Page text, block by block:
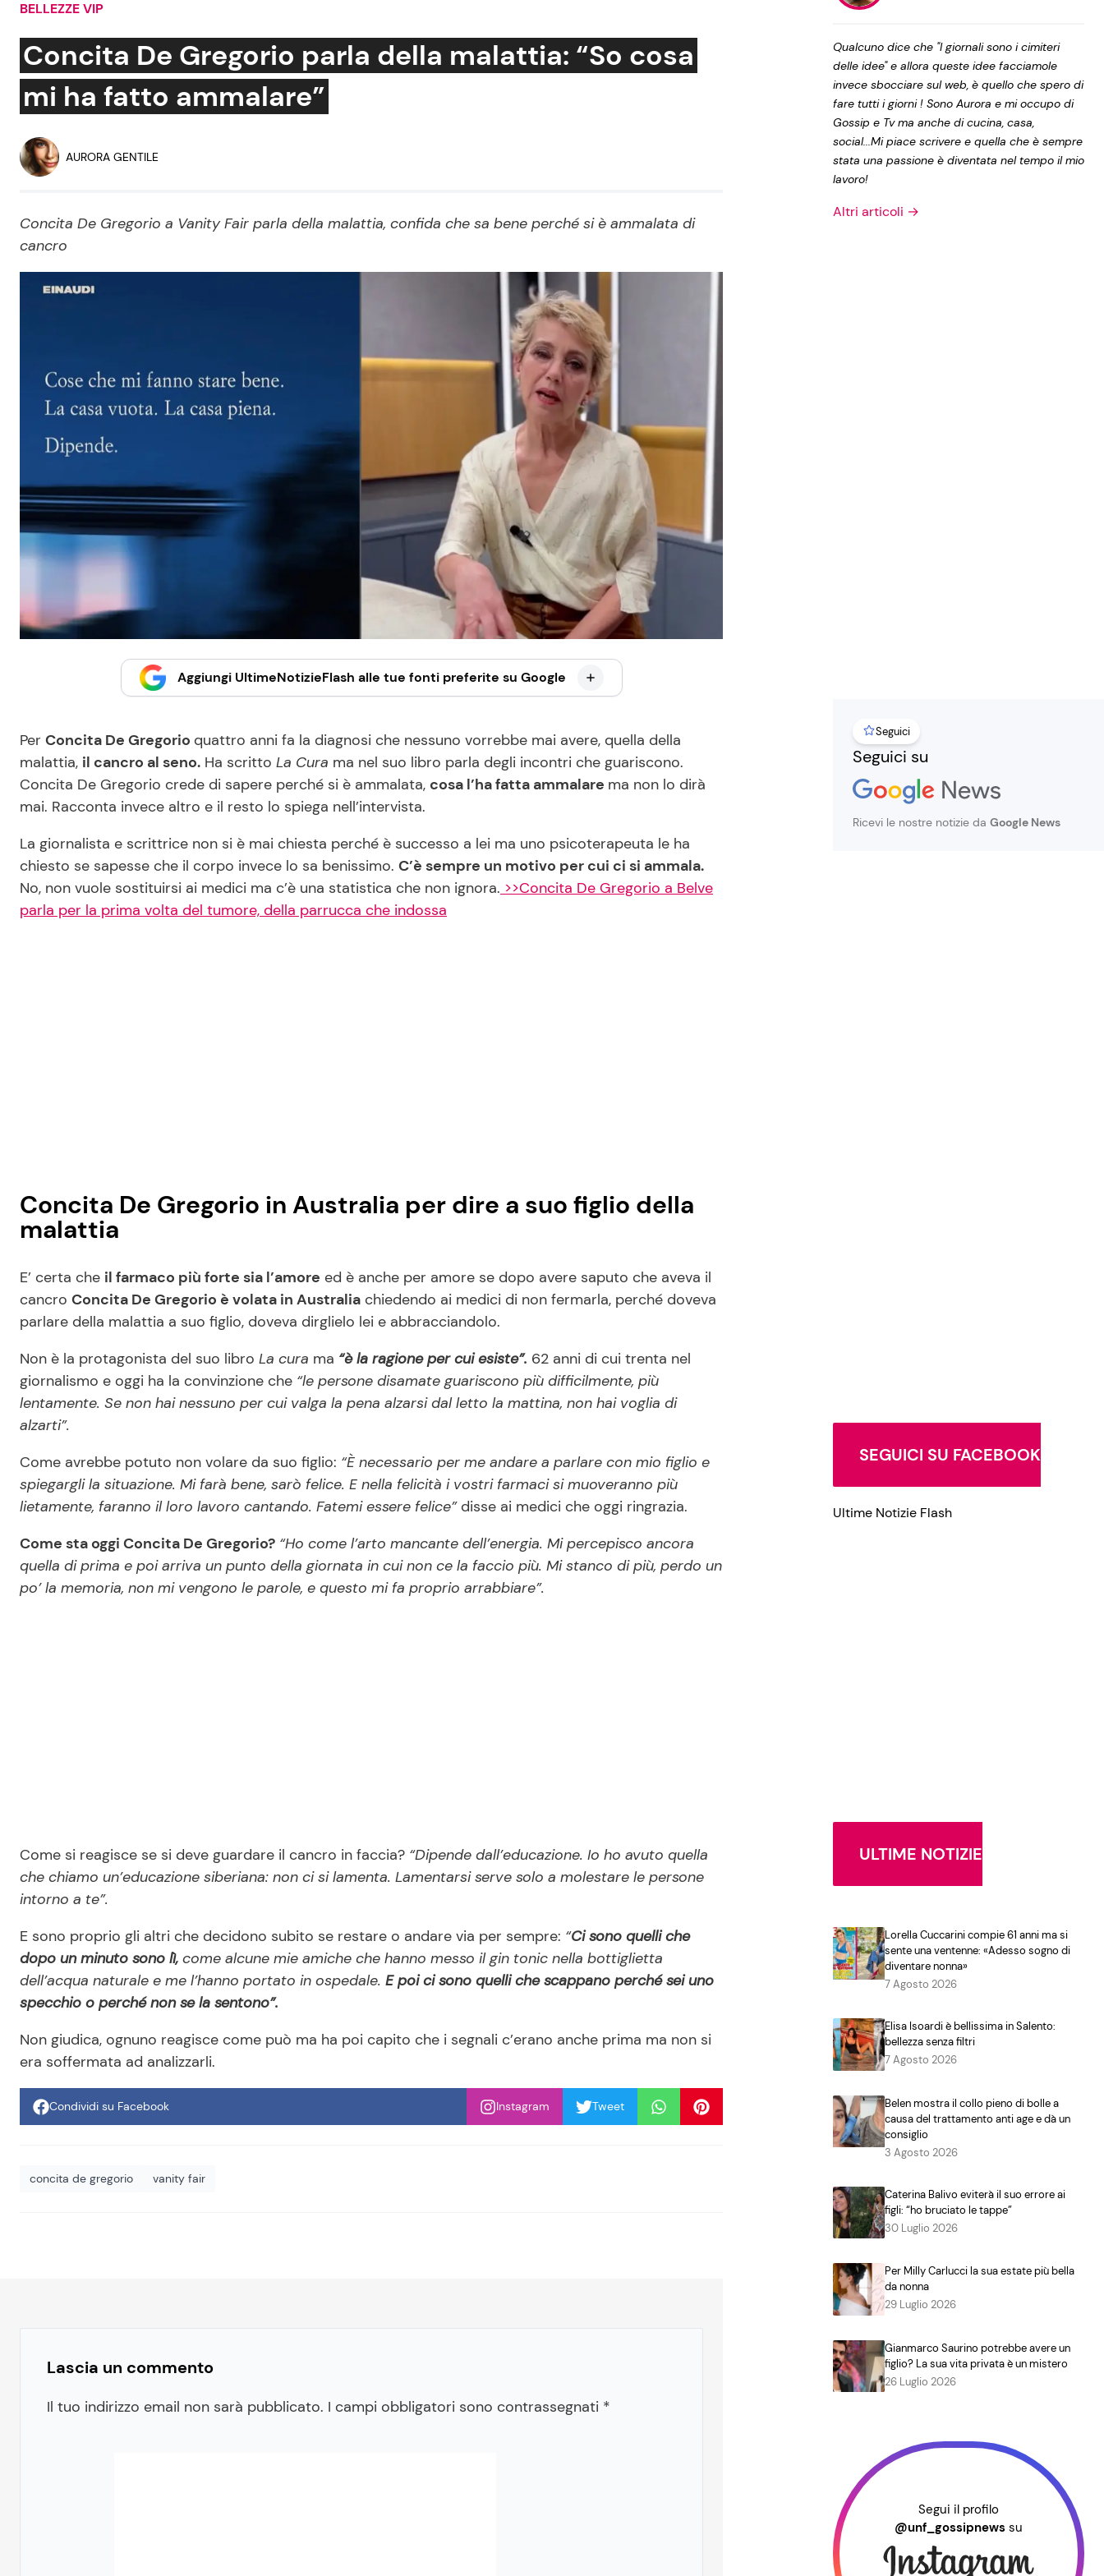
Social News
News dal mondo
Benessere
Mondo Mamma
Salute
Le Ricette in TV
Ricette Facili e Veloci
Ricette Feste
Ricette per Bambini
Privacy Policy
BELLEZZE VIP
Concita De Gregorio parla della malattia: “So cosa
mi ha fatto ammalare”
AURORA GENTILE
Concita De Gregorio a Vanity Fair parla della malattia, confida che sa bene perché si è ammalata di
cancro
Aggiungi UltimeNotizieFlash alle tue fonti preferite su Google
Per Concita De Gregorio quattro anni fa la diagnosi che nessuno vorrebbe mai avere, quella della
malattia, il cancro al seno. Ha scritto La Cura ma nel suo libro parla degli incontri che guariscono.
Concita De Gregorio crede di sapere perché si è ammalata, cosa l’ha fatta ammalare ma non lo dirà
mai. Racconta invece altro e il resto lo spiega nell’intervista.
La giornalista e scrittrice non si è mai chiesta perché è successo a lei ma uno psicoterapeuta le ha
chiesto se sapesse che il corpo invece lo sa benissimo. C’è sempre un motivo per cui ci si ammala.
No, non vuole sostituirsi ai medici ma c’è una statistica che non ignora. >>Concita De Gregorio a Belve
parla per la prima volta del tumore, della parrucca che indossa
Concita De Gregorio in Australia per dire a suo figlio della
malattia
E’ certa che il farmaco più forte sia l’amore ed è anche per amore se dopo avere saputo che aveva il
cancro Concita De Gregorio è volata in Australia chiedendo ai medici di non fermarla, perché doveva
parlare della malattia a suo figlio, doveva dirglielo lei e abbracciandolo.
Non è la protagonista del suo libro La cura ma “è la ragione per cui esiste”. 62 anni di cui trenta nel
giornalismo e oggi ha la convinzione che “le persone disamate guariscono più difficilmente, più
lentamente. Se non hai nessuno per cui valga la pena alzarsi dal letto la mattina, non hai voglia di
alzarti”.
Come avrebbe potuto non volare da suo figlio: “È necessario per me andare a parlare con mio figlio e
spiegargli la situazione. Mi farà bene, sarò felice. E nella felicità i vostri farmaci si muoveranno più
lietamente, faranno il loro lavoro cantando. Fatemi essere felice” disse ai medici che oggi ringrazia.
Come sta oggi Concita De Gregorio? “Ho come l’arto mancante dell’energia. Mi percepisco ancora
quella di prima e poi arriva un punto della giornata in cui non ce la faccio più. Mi stanco di più, perdo un
po’ la memoria, non mi vengono le parole, e questo mi fa proprio arrabbiare”.
Come si reagisce se si deve guardare il cancro in faccia? “Dipende dall’educazione. Io ho avuto quella
che chiamo un’educazione siberiana: non ci si lamenta. Lamentarsi serve solo a molestare le persone
intorno a te”.
E sono proprio gli altri che decidono subito se restare o andare via per sempre: “Ci sono quelli che
dopo un minuto sono lì, come alcune mie amiche che hanno messo il gin tonic nella bottiglietta
dell’acqua naturale e me l’hanno portato in ospedale. E poi ci sono quelli che scappano perché sei uno
specchio o perché non se la sentono”.
Non giudica, ognuno reagisce come può ma ha poi capito che i segnali c’erano anche prima ma non si
era soffermata ad analizzarli.
Condividi su Facebook Instagram Tweet
concita de gregorio vanity fair
Lascia un commento
Il tuo indirizzo email non sarà pubblicato. I campi obbligatori sono contrassegnati *
Qualcuno dice che "I giornali sono i cimiteri
delle idee" e allora queste idee facciamole
invece sbocciare sul web, è quello che spero di
fare tutti i giorni ! Sono Aurora e mi occupo di
Gossip e Tv ma anche di cucina, casa,
social...Mi piace scrivere e quella che è sempre
stata una passione è diventata nel tempo il mio
lavoro!
Altri articoli →
Seguici
Seguici su
Ricevi le nostre notizie da Google News
SEGUICI SU FACEBOOK
Ultime Notizie Flash
ULTIME NOTIZIE
Lorella Cuccarini compie 61 anni ma si
sente una ventenne: «Adesso sogno di
diventare nonna»
7 Agosto 2026
Elisa Isoardi è bellissima in Salento:
bellezza senza filtri
7 Agosto 2026
Belen mostra il collo pieno di bolle a
causa del trattamento anti age e dà un
consiglio
3 Agosto 2026
Caterina Balivo eviterà il suo errore ai
figli: “ho bruciato le tappe”
30 Luglio 2026
Per Milly Carlucci la sua estate più bella
da nonna
29 Luglio 2026
Gianmarco Saurino potrebbe avere un
figlio? La sua vita privata è un mistero
26 Luglio 2026
Segui il profilo
@unf_gossipnews su